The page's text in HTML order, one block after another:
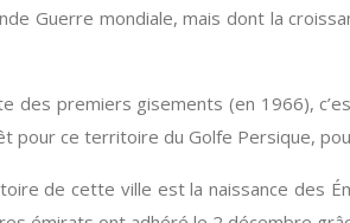
Guerre mondiale, mais dont la
des premiers gisements (en 1966),
pour ce territoire du Golfe Persique,
de cette ville est la naissance des